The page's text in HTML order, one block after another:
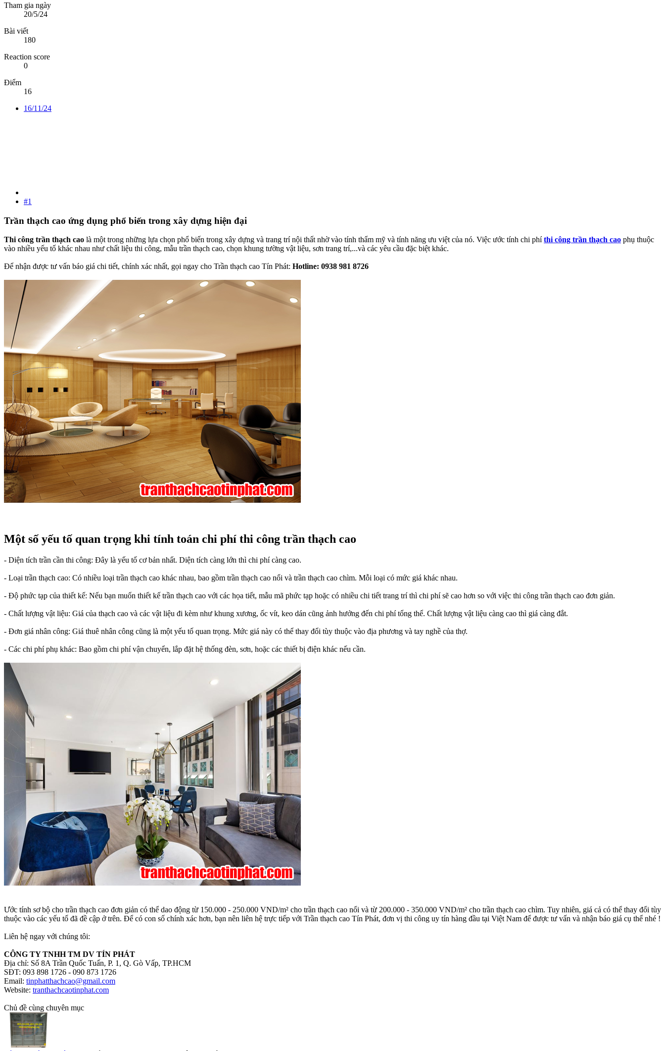
Tham gia ngày
20/5/24
Bài viết
180
Reaction score
0
Điểm
16
16/11/24
#1
Trần thạch cao ứng dụng phổ biến trong xây dựng hiện đại
Thi công trần thạch cao là một trong những lựa chọn phổ biến trong xây dựng và trang trí nội thất nhờ vào tính thẩm mỹ và tính năng ưu việt của nó. Việc ước tính chi phí thi công trần thạch cao phụ thuộc
vào nhiều yếu tố khác nhau như chất liệu thi công, mẫu trần thạch cao, chọn khung tường vật liệu, sơn trang trí,...và các yêu cầu đặc biệt khác.
Để nhận được tư vấn báo giá chi tiết, chính xác nhất, gọi ngay cho Trần thạch cao Tín Phát: Hotline: 0938 981 8726
Một số yếu tố quan trọng khi tính toán chi phí thi công trần thạch cao
- Diện tích trần cần thi công: Đây là yếu tố cơ bản nhất. Diện tích càng lớn thì chi phí càng cao.
- Loại trần thạch cao: Có nhiều loại trần thạch cao khác nhau, bao gồm trần thạch cao nổi và trần thạch cao chìm. Mỗi loại có mức giá khác nhau.
- Độ phức tạp của thiết kế: Nếu bạn muốn thiết kế trần thạch cao với các họa tiết, mẫu mã phức tạp hoặc có nhiều chi tiết trang trí thì chi phí sẽ cao hơn so với việc thi công trần thạch cao đơn giản.
- Chất lượng vật liệu: Giá của thạch cao và các vật liệu đi kèm như khung xương, ốc vít, keo dán cũng ảnh hưởng đến chi phí tổng thể. Chất lượng vật liệu càng cao thì giá càng đắt.
- Đơn giá nhân công: Giá thuê nhân công cũng là một yếu tố quan trọng. Mức giá này có thể thay đổi tùy thuộc vào địa phương và tay nghề của thợ.
- Các chi phí phụ khác: Bao gồm chi phí vận chuyển, lắp đặt hệ thống đèn, sơn, hoặc các thiết bị điện khác nếu cần.
Ước tính sơ bộ cho trần thạch cao đơn giản có thể dao động từ 150.000 - 250.000 VND/m² cho trần thạch cao nổi và từ 200.000 - 350.000 VND/m² cho trần thạch cao chìm. Tuy nhiên, giá cả có thể thay đổi tùy
thuộc vào các yếu tố đã đề cập ở trên. Để có con số chính xác hơn, bạn nên liên hệ trực tiếp với Trần thạch cao Tín Phát, đơn vị thi công uy tín hàng đầu tại Việt Nam để được tư vấn và nhận báo giá cụ thể nhé !
Liên hệ ngay với chúng tôi:
CÔNG TY TNHH TM DV TÍN PHÁT
Địa chỉ: Số 8A Trần Quốc Tuấn, P. 1, Q. Gò Vấp, TP.HCM
SĐT: 093 898 1726 - 090 873 1726
Email: tinphatthachcao@gmail.com
Website: tranthachcaotinphat.com
Chủ đề cùng chuyên mục